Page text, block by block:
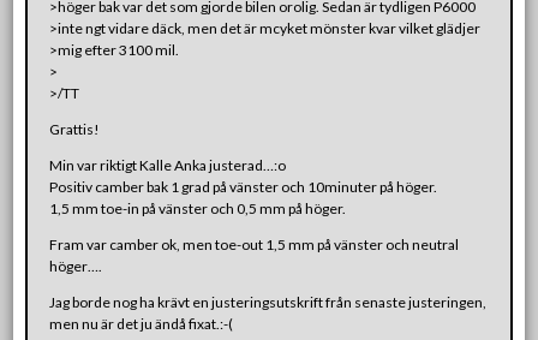
>höger bak var det som gjorde bilen orolig. Sedan är tydligen P6000
>inte ngt vidare däck, men det är mcyket mönster kvar vilket glädjer
>mig efter 3100 mil.
>
>/TT
Grattis!
Min var riktigt Kalle Anka justerad…:o
Positiv camber bak 1 grad på vänster och 10minuter på höger.
1,5 mm toe-in på vänster och 0,5 mm på höger.
Fram var camber ok, men toe-out 1,5 mm på vänster och neutral
höger….
Jag borde nog ha krävt en justeringsutskrift från senaste justeringen,
men nu är det ju ändå fixat.:-(